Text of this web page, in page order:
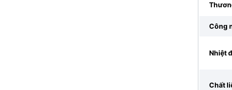
Công
Nhiệt
Chất